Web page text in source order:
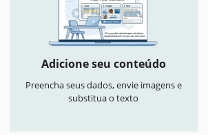
Adicione seu conteúdo
Preencha seus dados, envie imagens e
substitua o texto